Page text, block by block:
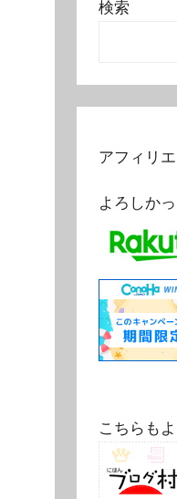
検索
アフィリ
よろしか
こちらも